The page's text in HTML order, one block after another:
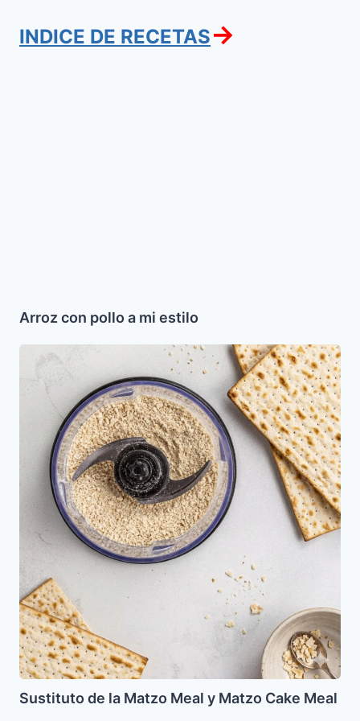
INDICE DE RECETAS→
Arroz con pollo a mi estilo
Sustituto
la
Matzo
Sustituto de la Matzo Meal y Matzo Cake Meal